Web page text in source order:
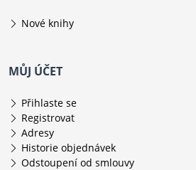
Nové knihy
MŮJ ÚČET
Přihlaste se
Registrovat
Adresy
Historie objednávek
Odstoupení od smlouvy